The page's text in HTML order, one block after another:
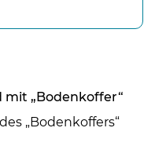
„Bodenkoffer“
„Bodenkoffers“